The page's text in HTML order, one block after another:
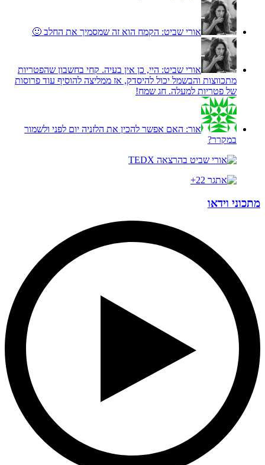
אורי שביט: הקמח הוא זה שמסמיך את החלב 🙂
אורי שביט: היי, כן אין בעיה. קחי בחשבון שהפטריות
מתכווצות והבשמל יכול להיסדק, אז ממליצה להוסיף עוד פרוסות
של פטריות למעלה. חג שמח!
אור: האם אפשר להכין את הלזניה יום לפני ולשמור
במקרר?
מתכוני וידאו